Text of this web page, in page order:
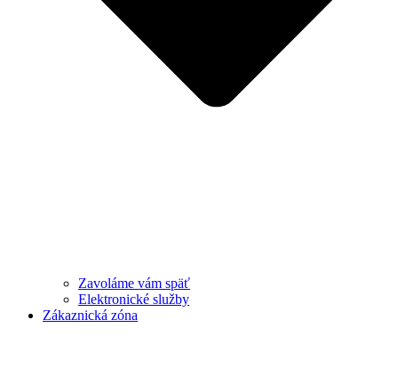
Zavoláme vám späť
Elektronické služby
Zákaznická zóna